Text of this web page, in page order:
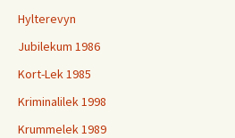
Hylterevyn
Jubilekum 1986
Kort-Lek 1985
Kriminalilek 1998
Krummelek 1989